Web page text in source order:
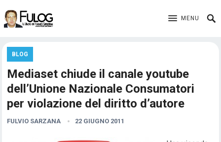
MENU
BLOG
Mediaset chiude il canale youtube
dell’Unione Nazionale Consumatori
per violazione del diritto d’autore
FULVIO SARZANA 22 GIUGNO 2011